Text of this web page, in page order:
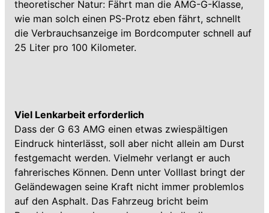
theoretischer Natur: Fährt man die AMG-G-Klasse,
wie man solch einen PS-Protz eben fährt, schnellt
die Verbrauchsanzeige im Bordcomputer schnell auf
25 Liter pro 100 Kilometer.
Viel Lenkarbeit erforderlich
Dass der G 63 AMG einen etwas zwiespältigen
Eindruck hinterlässt, soll aber nicht allein am Durst
festgemacht werden. Vielmehr verlangt er auch
fahrerisches Können. Denn unter Volllast bringt der
Geländewagen seine Kraft nicht immer problemlos
auf den Asphalt. Das Fahrzeug bricht beim